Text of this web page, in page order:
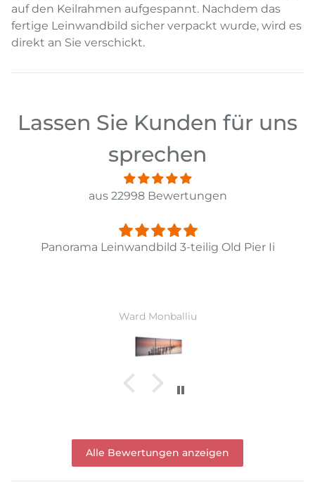
auf den Keilrahmen aufgespannt. Nachdem das
fertige Leinwandbild sicher verpackt wurde, wird es
direkt an Sie verschickt.
Lassen Sie Kunden für uns
sprechen
aus 22998 Bewertungen
Panorama Leinwandbild 3-teilig Old Pier Ii
Ward Monballiu
Alle Bewertungen anzeigen